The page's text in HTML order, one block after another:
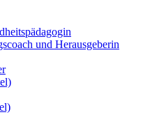
und Herausgeberin